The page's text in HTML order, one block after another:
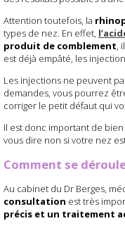
Attention toutefois, la
types de nez. En effet,
produit de comblement,
est déjà empâté, les
Les injections ne peuvent
demandes, vous pourrez
corriger le petit défaut qui
Il est donc important de
vous dire non si votre nez
Comment se
Au cabinet du Dr Berges,
consultation est très
précis et un traitement